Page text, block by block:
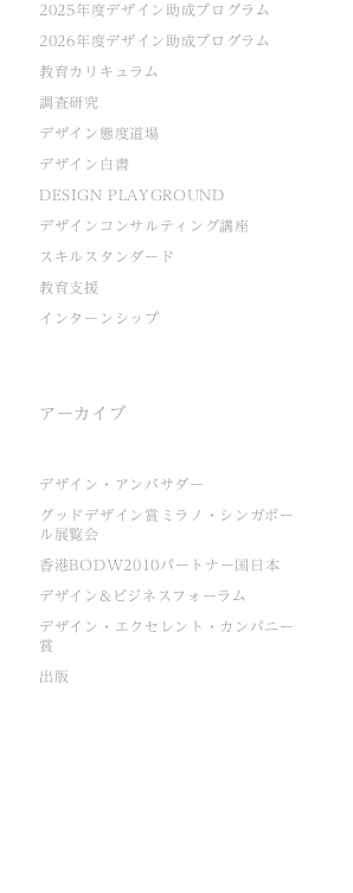
2025年度デザイン助成プログラム
2026年度デザイン助成プログラム
教育カリキュラム
調査研究
デザイン態度道場
デザイン白書
DESIGN PLAYGROUND
デザインコンサルティング講座
スキルスタンダード
教育支援
インターンシップ
アーカイブ
デザイン・アンバサダー
グッドデザイン賞ミラノ・シンガポー
ル展覧会
香港BODW2010パートナー国日本
デザイン&ビジネスフォーラム
デザイン・エクセレント・カンパニー
賞
出版